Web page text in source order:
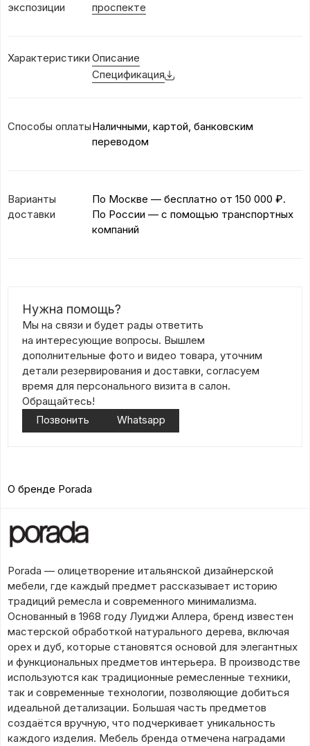
экспозиции
проспекте
Характеристики Описание
Спецификация
Способы оплатыНаличными, картой, банковским
переводом
Варианты
доставки
По Москве — бесплатно от 150 000 ₽.
По России — с помощью транспортных
компаний
Нужна помощь?
Мы на связи и будет рады ответить
на интересующие вопросы. Вышлем
дополнительные фото и видео товара, уточним
детали резервирования и доставки, согласуем
время для персонального визита в салон.
Обращайтесь!
Позвонить
Whatsapp
О бренде Porada
Porada — олицетворение итальянской дизайнерской
мебели, где каждый предмет рассказывает историю
традиций ремесла и современного минимализма.
Основанный в 1968 году Луиджи Аллера, бренд известен
мастерской обработкой натурального дерева, включая
орех и дуб, которые становятся основой для элегантных
и функциональных предметов интерьера. В производстве
используются как традиционные ремесленные техники,
так и современные технологии, позволяющие добиться
идеальной детализации. Большая часть предметов
создаётся вручную, что подчеркивает уникальность
каждого изделия. Мебель бренда отмечена наградами